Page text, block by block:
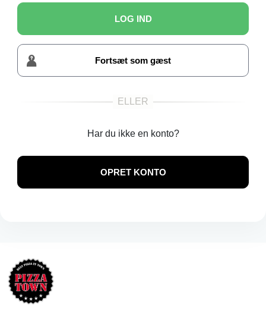
LOG IND
Fortsæt som gæst
Har du ikke en konto?
OPRET KONTO